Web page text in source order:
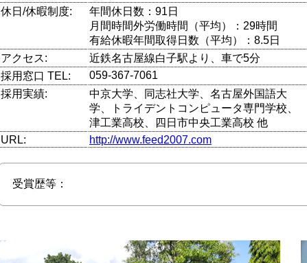
休日/休暇制度:
年間休日数：91日
月間時間外労働時間（平均）：29時間
有給休暇年間取得日数（平均）：8.5日
アクセス:
近鉄名古屋線白子駅より、車で5分
採用窓口 TEL:
059-367-7061
採用実績:
中京大学、同志社大学、名古屋外国語大
学、トライデントコンピュータ専門学校、
津工業高校、四日市中央工業高校 他
URL:
http://www.feed2007.com
受賞歴等：